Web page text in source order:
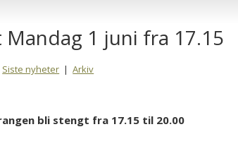
1 juni fra 17.15
Siste nyheter |Arkiv
bli stengt fra 17.15 til 20.00